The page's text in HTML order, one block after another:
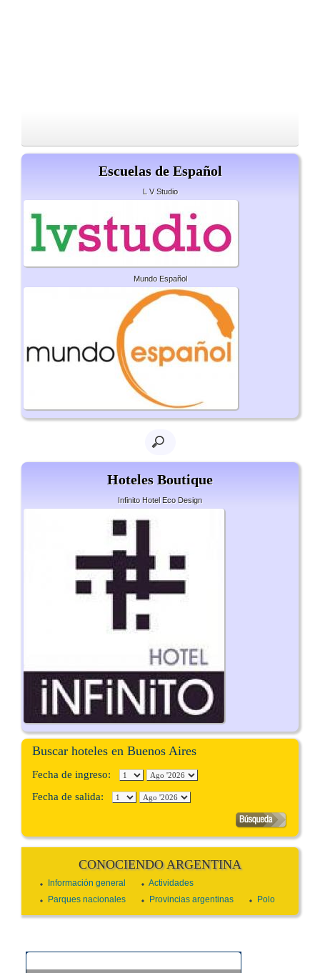
Escuelas de Español
L V Studio
Mundo Español
Hoteles Boutique
Infinito Hotel Eco Design
Buscar hoteles en Buenos Aires
Fecha de ingreso:
Fecha de salida:
CONOCIENDO ARGENTINA
Información general
Actividades
Parques nacionales
Provincias argentinas Polo